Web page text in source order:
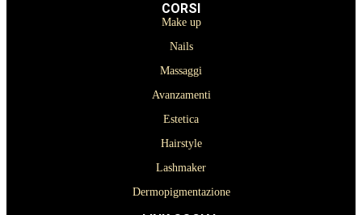
CORSI
Make up
Nails
Massaggi
Avanzamenti
Estetica
Hairstyle
Lashmaker
Dermopigmentazione